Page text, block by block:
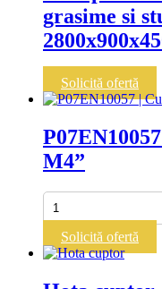
PANEPIZZA
grasime si
Cantitate
Hota
de
cu
filtre
lavabile
incorporate
canal
de
colectare
grasime
Solicită ofertă
M4”
Cantitate
P07EN10057
Cuptor
pizza
Solicită ofertă